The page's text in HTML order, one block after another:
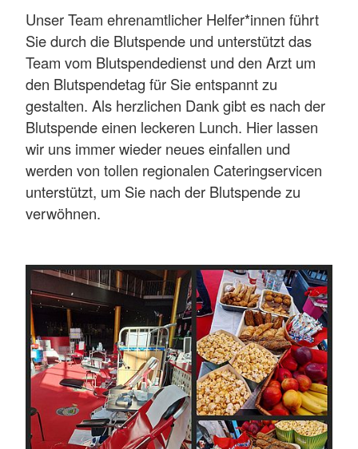
Unser Team ehrenamtlicher Helfer*innen führt
Sie durch die Blutspende und unterstützt das
Team vom Blutspendedienst und den Arzt um
den Blutspendetag für Sie entspannt zu
gestalten. Als herzlichen Dank gibt es nach der
Blutspende einen leckeren Lunch. Hier lassen
wir uns immer wieder neues einfallen und
werden von tollen regionalen Cateringservicen
unterstützt, um Sie nach der Blutspende zu
verwöhnen.